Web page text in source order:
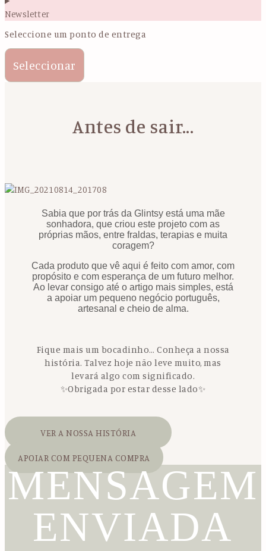
Newsletter
Seleccione um ponto de entrega
Seleccionar
Antes de sair...
Sabia que por trás da Glintsy está uma mãe
sonhadora, que criou este projeto com as
próprias mãos, entre fraldas, terapias e muita
coragem?
Cada produto que vê aqui é feito com amor, com
propósito e com esperança de um futuro melhor.
Ao levar consigo até o artigo mais simples, está
a apoiar um pequeno negócio português,
artesanal e cheio de alma.
Fique mais um bocadinho… Conheça a nossa
história. Talvez hoje não leve muito, mas
levará algo com significado.
✨Obrigada por estar desse lado✨
VER A NOSSA HISTÓRIA
APOIAR COM PEQUENA COMPRA
MENSAGEM
ENVIADA